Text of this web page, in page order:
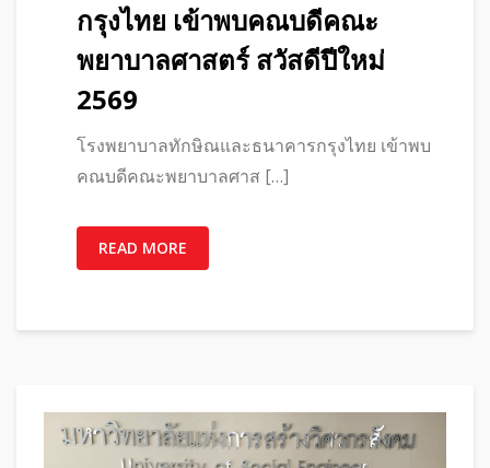
กรุงไทย เข้าพบคณบดีคณะ
พยาบาลศาสตร์ สวัสดีปีใหม่
2569
โรงพยาบาลทักษิณและธนาคารกรุงไทย เข้าพบ
คณบดีคณะพยาบาลศาส […]
READ MORE